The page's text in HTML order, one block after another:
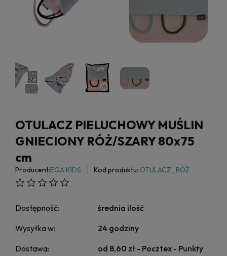
OTULACZ PIELUCHOWY MUŚLIN
GNIECIONY RÓŻ/SZARY 80x75
cm
Producent:EGA KIDS Kod produktu: OTULACZ_RÓŻ
Dostępność:
średnia ilość
Wysyłka w:
24 godziny
Dostawa:
od 8,60 zł - Pocztex - Punkty